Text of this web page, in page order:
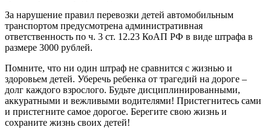
За нарушение правил перевозки детей автомобильным
транспортом предусмотрена административная
ответственность по ч. 3 ст. 12.23 КоАП РФ в виде штрафа в
размере 3000 рублей.
Помните, что ни один штраф не сравнится с жизнью и
здоровьем детей. Уберечь ребенка от трагедий на дороге –
долг каждого взрослого. Будьте дисциплинированными,
аккуратными и вежливыми водителями! Пристегнитесь сами
и пристегните самое дорогое. Берегите свою жизнь и
сохраните жизнь своих детей!